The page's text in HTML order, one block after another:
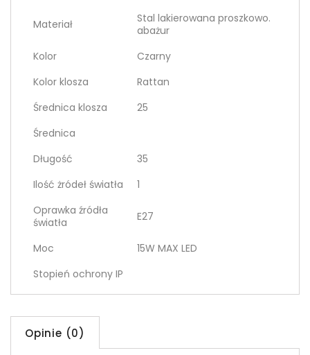
Materiał
Stal lakierowana proszkowo.
abażur
Kolor
Czarny
Kolor klosza
Rattan
Średnica klosza
25
Średnica
Długość
35
Ilość żródeł światła
1
Oprawka źródła
światła
E27
Moc
15W MAX LED
Stopień ochrony IP
Opinie (0)